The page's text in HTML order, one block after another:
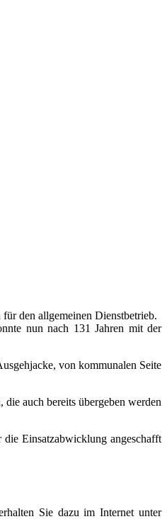
den allgemeinen Dienstbetrieb.
nun nach 131 Jahren mit der
von kommunalen Seite
auch bereits übergeben werden
Einsatzabwicklung angeschafft
Sie dazu im Internet unter